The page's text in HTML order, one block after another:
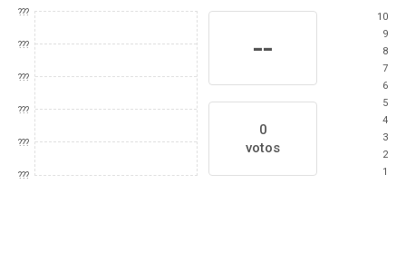
???
???
???
???
???
???
--
0
votos
10
9
8
7
6
5
4
3
2
1